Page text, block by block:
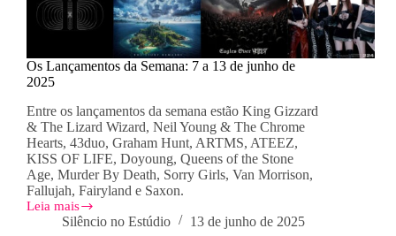
Os Lançamentos da Semana: 7 a 13 de junho de
2025
Entre os lançamentos da semana estão King Gizzard
& The Lizard Wizard, Neil Young & The Chrome
Hearts, 43duo, Graham Hunt, ARTMS, ATEEZ,
KISS OF LIFE, Doyoung, Queens of the Stone
Age, Murder By Death, Sorry Girls, Van Morrison,
Fallujah, Fairyland e Saxon.
Leia mais
Os
Lançamentos
Silêncio no Estúdio 13 de junho de 2025